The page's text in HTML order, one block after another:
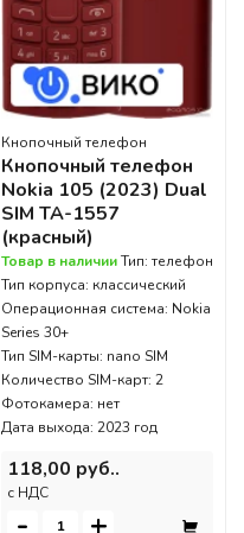
Кнопочный телефон
Кнопочный телефон
Nokia 105 (2023) Dual
SIM TA-1557
(красный)
Товар в наличииТип: телефон
Тип корпуса: классический
Операционная система: Nokia
Series 30+
Тип SIM-карты: nano SIM
Количество SIM-карт: 2
Фотокамера: нет
Дата выхода: 2023 год
118,00 руб..
c НДС